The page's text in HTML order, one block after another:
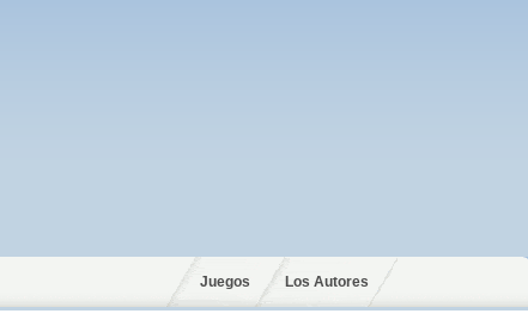
Juegos Los Autores